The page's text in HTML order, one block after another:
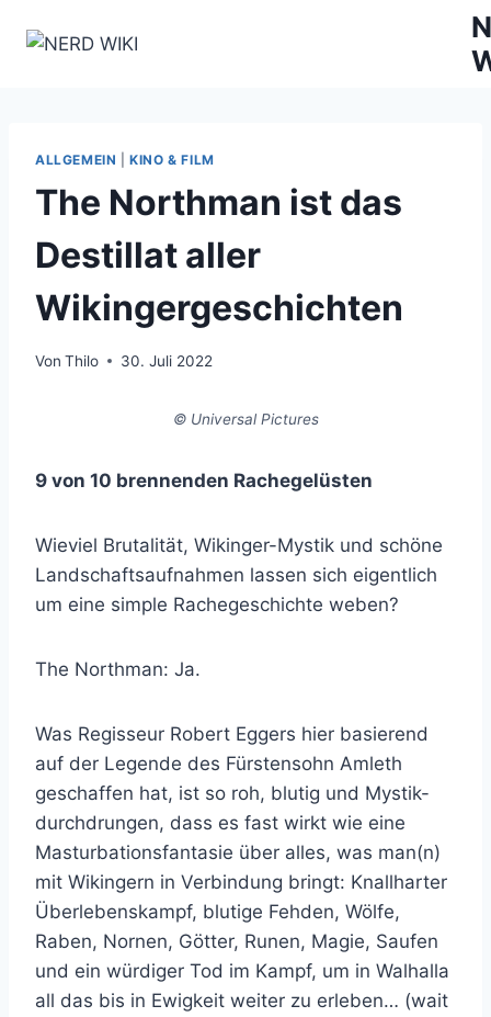
Inhalt
ALLGEMEIN |KINO & FILM
The Northman ist das
Destillat aller
Wikingergeschichten
Von Thilo 30. Juli 2022
© Universal Pictures
9 von 10 brennenden Rachegelüsten
Wieviel Brutalität, Wikinger-Mystik und schöne
Landschaftsaufnahmen lassen sich eigentlich
um eine simple Rachegeschichte weben?
The Northman: Ja.
Was Regisseur Robert Eggers hier basierend
auf der Legende des Fürstensohn Amleth
geschaffen hat, ist so roh, blutig und Mystik-
durchdrungen, dass es fast wirkt wie eine
Masturbationsfantasie über alles, was man(n)
mit Wikingern in Verbindung bringt: Knallharter
Überlebenskampf, blutige Fehden, Wölfe,
Raben, Nornen, Götter, Runen, Magie, Saufen
und ein würdiger Tod im Kampf, um in Walhalla
all das bis in Ewigkeit weiter zu erleben… (wait